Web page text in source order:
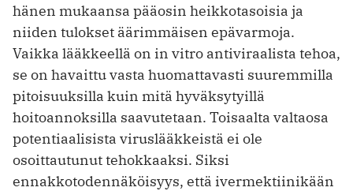
hänen mukaansa pääosin heikko­tasoisia ja
niiden tulokset äärimmäisen epävarmoja.
Vaikka lääkkeellä on in ­vitro antiviraalista tehoa,
se on havaittu vasta huomattavasti suuremmilla
pitoisuuksilla kuin mitä hyväksytyillä
hoitoannoksilla saavutetaan. Toisaalta valtaosa
potentiaalisista viruslääkkeistä ei ole
osoittautunut tehokkaaksi. Siksi
ennakkotodennäköisyys, että ivermektiinikään